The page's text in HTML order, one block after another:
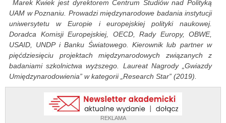
REKLAMA
Marek Kwiek jest dyrektorem Centrum Studiów nad Polityką
UAM w Poznaniu. Prowadzi międzynarodowe badania instytucji
uniwersytetu w Europie i europejskiej polityki naukowej.
Doradca Komisji Europejskiej, OECD, Rady Europy, OBWE,
USAID, UNDP i Banku Światowego. Kierownik lub partner w
pięćdziesięciu projektach międzynarodowych związanych z
badaniami szkolnictwa wyższego. Laureat Nagrody „Gwiazdy
Umiędzynarodowienia” w kategorii „Research Star” (2019).